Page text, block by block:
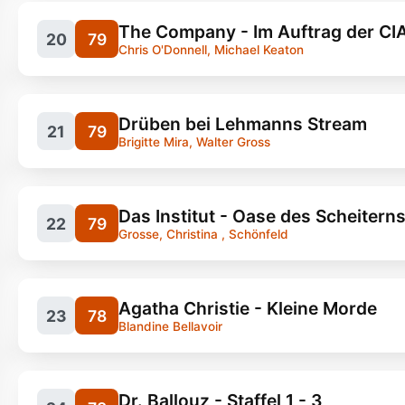
20 79 The Company - Im Auftrag der
Chris O'Donnell, Michael Keaton
Serien, Thriller
21 79 Drüben bei Lehmanns Stream
Brigitte Mira, Walter Gross
22 79 Das Institut - Oase des
Grosse, Christina , Schönfeld
23 78 Agatha Christie - Kleine Morde
Blandine Bellavoir
Dr. Ballouz - Staffel 1 - 3